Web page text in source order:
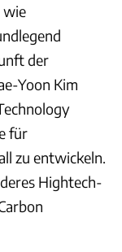
wie
der
Yoon Kim
für
zu entwickeln.
Hightech-